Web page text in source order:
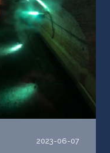
2023-06-07